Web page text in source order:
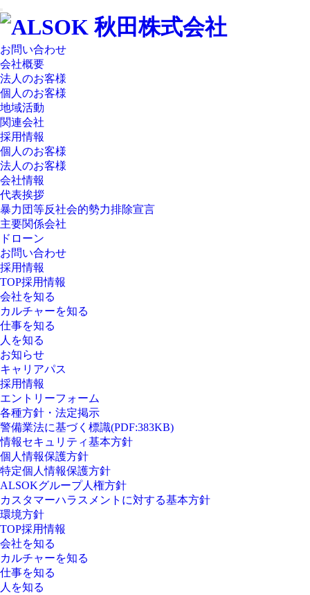
お問い合わせ
会社概要
法人のお客様
個人のお客様
地域活動
関連会社
採用情報
個人のお客様
法人のお客様
会社情報
代表挨拶
暴力団等反社会的勢力排除宣言
主要関係会社
ドローン
お問い合わせ
採用情報
TOP採用情報
会社を知る
カルチャーを知る
仕事を知る
人を知る
お知らせ
キャリアパス
採用情報
エントリーフォーム
各種方針・法定掲示
警備業法に基づく標識(PDF:383KB)
情報セキュリティ基本方針
個人情報保護方針
特定個人情報保護方針
ALSOKグループ人権方針
カスタマーハラスメントに対する基本方針
環境方針
TOP採用情報
会社を知る
カルチャーを知る
仕事を知る
人を知る